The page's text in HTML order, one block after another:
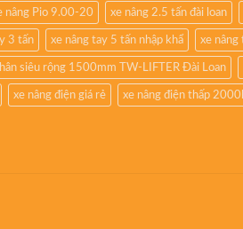
nâng Pio 9.00-20 xe nâng 2.5 tấn đài loan
3 tấn xe nâng tay 5 tấn nhập khẩ xe
siêu rộng 1500mm TW-LIFTER Đài Loan
xe nâng điện giá rẻ xe nâng điện thấp